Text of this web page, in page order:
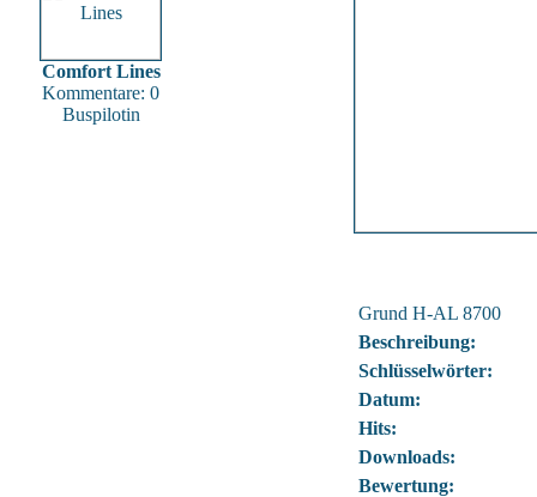
Comfort Lines
Kommentare: 0
Buspilotin
Grund H-AL 8700
Beschreibung:
Schlüsselwörter:
Datum:
Hits:
Downloads:
Bewertung: